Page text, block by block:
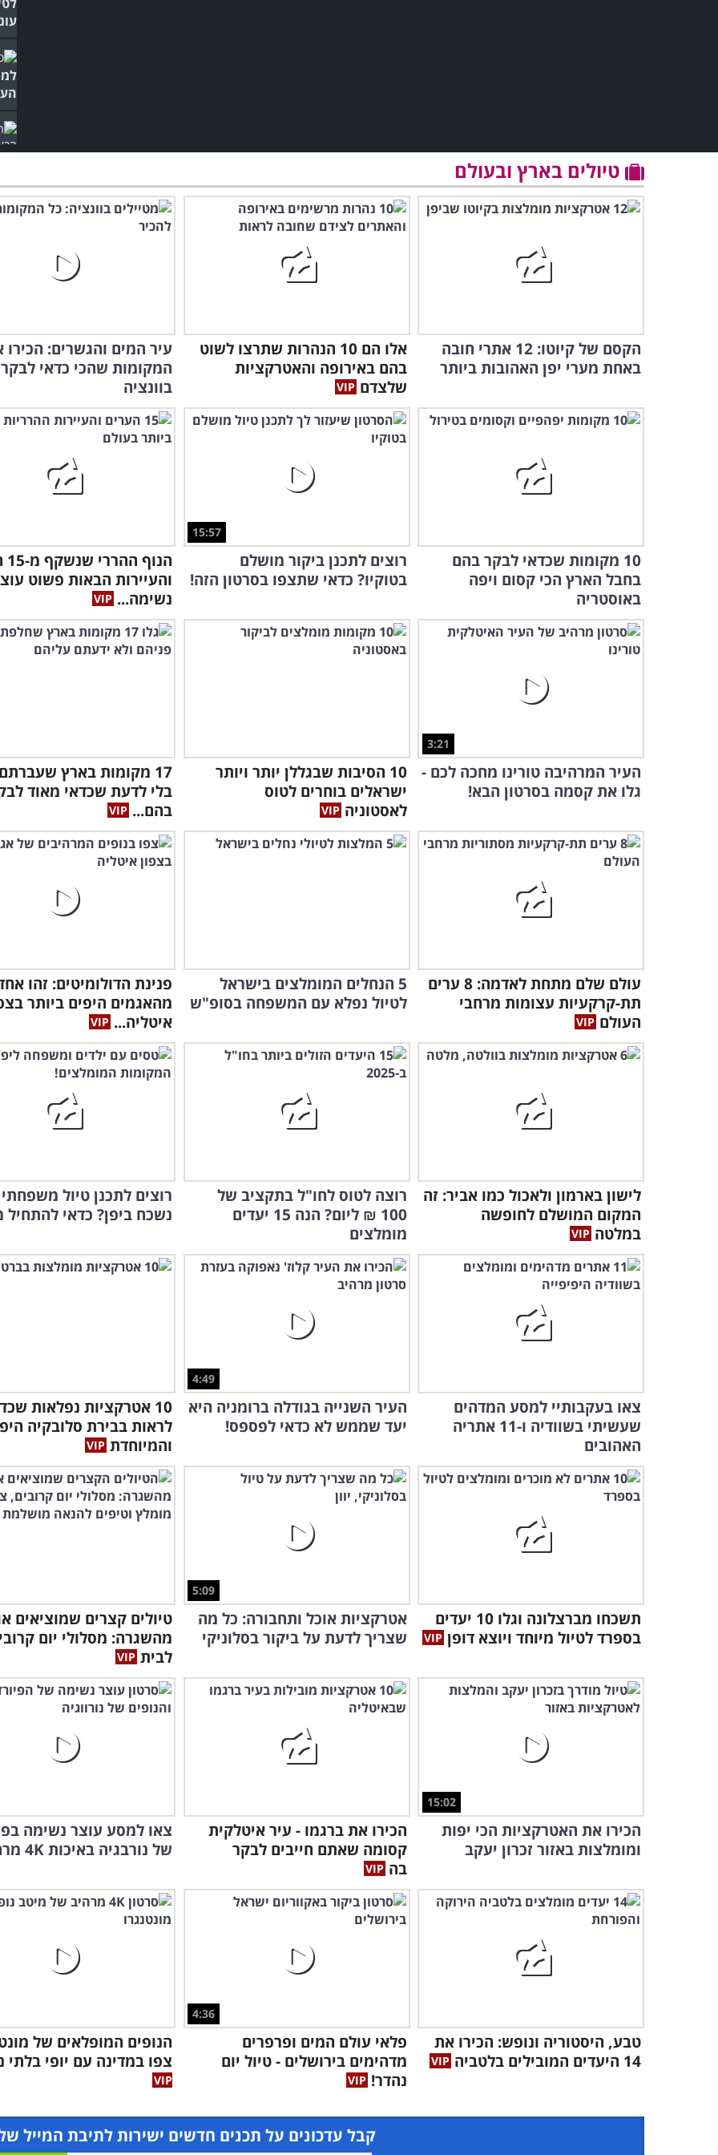
טיולים בארץ ובעולם
הקסם של קיוטו: 12 אתרי חובה
באחת מערי יפן האהובות ביותר
אלו הם 10 הנהרות שתרצו לשוט
בהם באירופה והאטרקציות
שלצדם
עיר המים והגשרים: הכירו
המקומות שהכי כדאי לבקר
בוונציה
10 מקומות שכדאי לבקר בהם
בחבל הארץ הכי קסום ויפה
באוסטריה
15:57
רוצים לתכנן ביקור מושלם
בטוקיו? כדאי שתצפו בסרטון הזה!
והעיירות הבאות פשוט
נשימה...
3:21
העיר המרהיבה טורינו מחכה לכם -
גלו את קסמה בסרטון הבא!
10 הסיבות שבגללן יותר ויותר
ישראלים בוחרים לטוס
לאסטוניה
17 מקומות בארץ
בלי לדעת שכדאי מאוד
בהם...
עולם שלם מתחת לאדמה: 8 ערים
תת-קרקעיות עצומות מרחבי
העולם
5 הנחלים המומלצים בישראל
לטיול נפלא עם המשפחה בסופ"ש
פנינת הדולומיטים: זהו
מהאגמים היפים ביותר
איטליה...
לישון בארמון ולאכול כמו אביר: זה
המקום המושלם לחופשה
במלטה
רוצה לטוס לחו"ל בתקציב של
100 ₪ ליום? הנה 15 יעדים
מומלצים
רוצים לתכנן טיול
נשכח ביפן? כדאי להתחיל
צאו בעקבותיי למסע המדהים
שעשיתי בשוודיה ו-11 אתריה
האהובים
4:49
העיר השנייה בגודלה ברומניה היא
יעד שממש לא כדאי לפספס!
10 אטרקציות נפלאות
לראות בבירת סלובקיה
והמיוחדת
תשכחו מברצלונה וגלו 10 יעדים
בספרד לטיול מיוחד ויוצא דופן
5:09
אטרקציות אוכל ותחבורה: כל מה
שצריך לדעת על ביקור בסלוניקי
טיולים קצרים שמוציאים
מהשגרה: מסלולי יום
לבית
15:02
הכירו את האטרקציות הכי יפות
ומומלצות באזור זכרון יעקב
הכירו את ברגמו - עיר איטלקית
קסומה שאתם חייבים לבקר
בה
צאו למסע עוצר נשימה
של נורבגיה באיכות 4K מרהיבה
טבע, היסטוריה ונופש: הכירו את
14 היעדים המובילים בלטביה
4:36
פלאי עולם המים ופרפרים
מדהימים בירושלים - טיול יום
נהדר!
הנופים המופלאים של
צפו במדינה עם יופי בלתי
קבל עדכונים על תכנים חדשים ישירות לתיבת המייל